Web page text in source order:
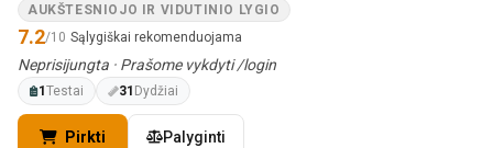
AUKŠTESNIOJO IR VIDUTINIO LYGIO
7.2/10 Sąlygiškai rekomenduojama
Neprisijungta · Prašome vykdyti /login
1 Testai 31 Dydžiai
Pirkti Palyginti